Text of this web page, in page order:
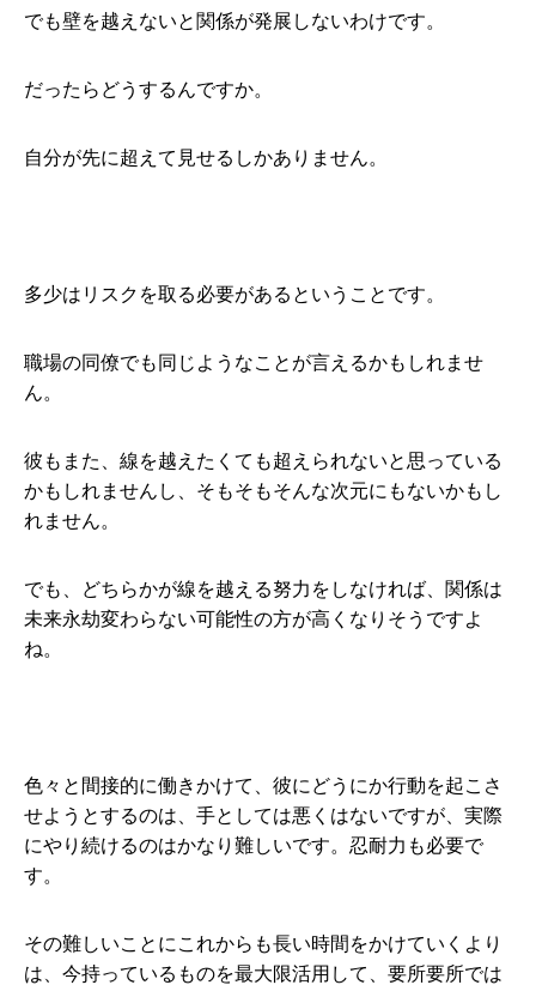
でも壁を越えないと関係が発展しないわけです。
だったらどうするんですか。
自分が先に超えて見せるしかありません。
多少はリスクを取る必要があるということです。
職場の同僚でも同じようなことが言えるかもしれませ
ん。
彼もまた、線を越えたくても超えられないと思っている
かもしれませんし、そもそもそんな次元にもないかもし
れません。
でも、どちらかが線を越える努力をしなければ、関係は
未来永劫変わらない可能性の方が高くなりそうですよ
ね。
色々と間接的に働きかけて、彼にどうにか行動を起こさ
せようとするのは、手としては悪くはないですが、実際
にやり続けるのはかなり難しいです。忍耐力も必要で
す。
その難しいことにこれからも長い時間をかけていくより
は、今持っているものを最大限活用して、要所要所では